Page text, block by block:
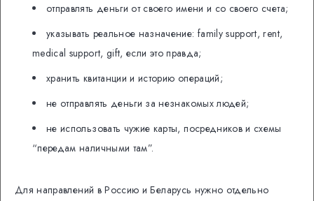
отправлять деньги от своего имени и со своего счета;
указывать реальное назначение: family support, rent,
medical support, gift, если это правда;
хранить квитанции и историю операций;
не отправлять деньги за незнакомых людей;
не использовать чужие карты, посредников и схемы
“передам наличными там”.
Для направлений в Россию и Беларусь нужно отдельно